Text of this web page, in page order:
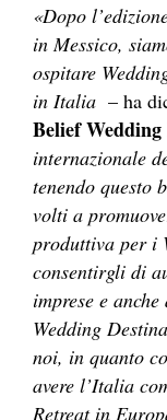
«Dopo
in Messico,
ospitare
in Italia – ha
Belief
internazionale
tenendo questo
volti a
produttiva per i
consentirgli di
imprese e
Wedding
noi, in quanto
avere l’Italia
Retreat in